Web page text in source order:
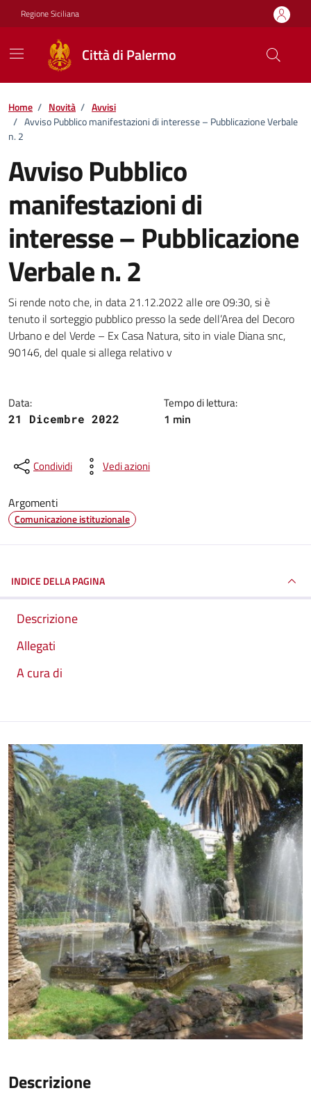
Vai ai contenuti
Vai al footer
Regione Siciliana
Città di Palermo
Home / Novità / Avvisi
/ Avviso Pubblico manifestazioni di interesse – Pubblicazione Verbale
n. 2
Avviso Pubblico
manifestazioni di
interesse – Pubblicazione
Verbale n. 2
Dettagli della notizia
Si rende noto che, in data 21.12.2022 alle ore 09:30, si è
tenuto il sorteggio pubblico presso la sede dell’Area del Decoro
Urbano e del Verde – Ex Casa Natura, sito in viale Diana snc,
90146, del quale si allega relativo v
Data:
21 Dicembre 2022
Tempo di lettura:
1 min
Condividi Vedi azioni
Argomenti
Comunicazione istituzionale
INDICE DELLA PAGINA
Descrizione
Allegati
A cura di
Descrizione